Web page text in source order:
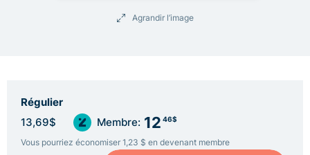
Agrandir l’image
Régulier
13,69$ Membre: 12 46$
Vous pourriez économiser 1,23 $ en devenant membre